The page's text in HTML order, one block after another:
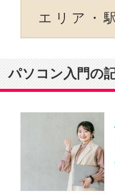
エリア・
パソコン入門の